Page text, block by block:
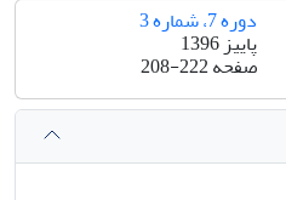
دوره 7، شماره 3
پاییز 1396
صفحه208-222